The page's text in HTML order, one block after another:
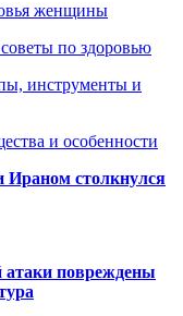
женщины
по здоровью
инструменты и
и особенности
столкнулся
атаки повреждены